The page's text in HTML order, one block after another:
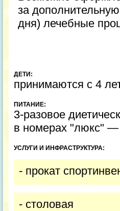
за
дня) лечебные
ДЕТИ:
принимаются с 4
ПИТАНИЕ:
3-разовое
в номерах "люкс" —
УСЛУГИ И ИНФРАСТРУКТУРА:
- прокат
- столовая